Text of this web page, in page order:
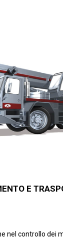
E
nel controllo dei